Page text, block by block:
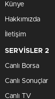
Künye
Hakkımızda
İletişim
SERVİSLER 2
Canlı Borsa
Canlı Sonuçlar
Canlı TV